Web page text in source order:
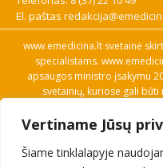
Vertiname Jūsų
Šiame tinklalapyje
El. paštas
www.emedicina.lt svetainė
specialistams.
apsaugos ministro įsakymu
svetainių, kuriose gali
savo profesinę kvalifikaciją.
pagalbos priemonių kainų
priežiūros ar farmacijos